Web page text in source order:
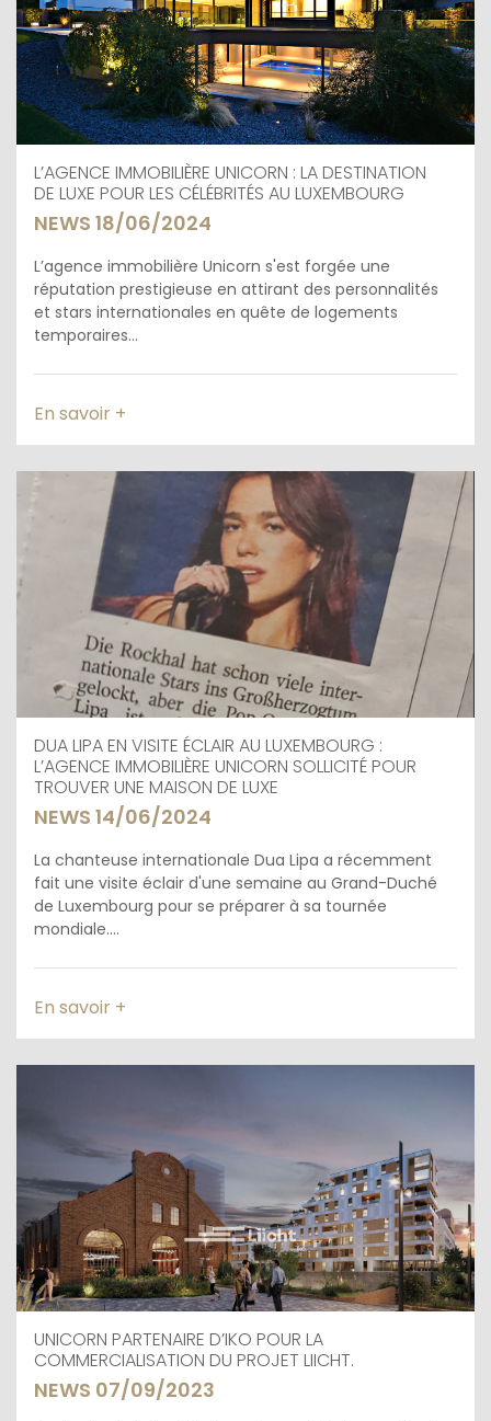
L’AGENCE IMMOBILIÈRE UNICORN : LA DESTINATION
DE LUXE POUR LES CÉLÉBRITÉS AU LUXEMBOURG
NEWS 18/06/2024
L’agence immobilière Unicorn s'est forgée une
réputation prestigieuse en attirant des personnalités
et stars internationales en quête de logements
temporaires...
En savoir +
DUA LIPA EN VISITE ÉCLAIR AU LUXEMBOURG :
L’AGENCE IMMOBILIÈRE UNICORN SOLLICITÉ POUR
TROUVER UNE MAISON DE LUXE
NEWS 14/06/2024
La chanteuse internationale Dua Lipa a récemment
fait une visite éclair d'une semaine au Grand-Duché
de Luxembourg pour se préparer à sa tournée
mondiale....
En savoir +
UNICORN PARTENAIRE D’IKO POUR LA
COMMERCIALISATION DU PROJET LIICHT.
NEWS 07/09/2023